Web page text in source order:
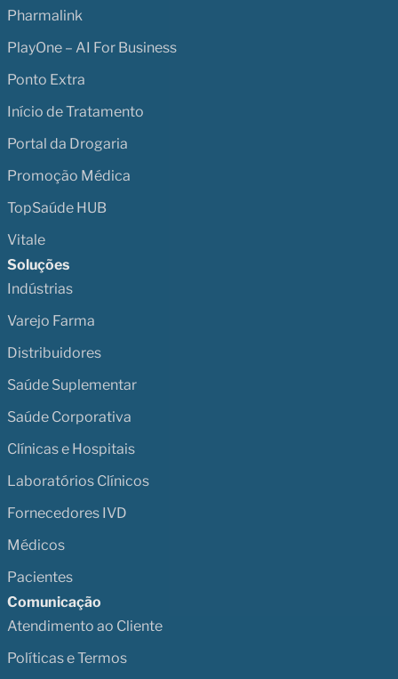
Pharmalink
PlayOne – AI For Business
Ponto Extra
Início de Tratamento
Portal da Drogaria
Promoção Médica
TopSaúde HUB
Vitale
Soluções
Indústrias
Varejo Farma
Distribuidores
Saúde Suplementar
Saúde Corporativa
Clínicas e Hospitais
Laboratórios Clínicos
Fornecedores IVD
Médicos
Pacientes
Comunicação
Atendimento ao Cliente
Políticas e Termos